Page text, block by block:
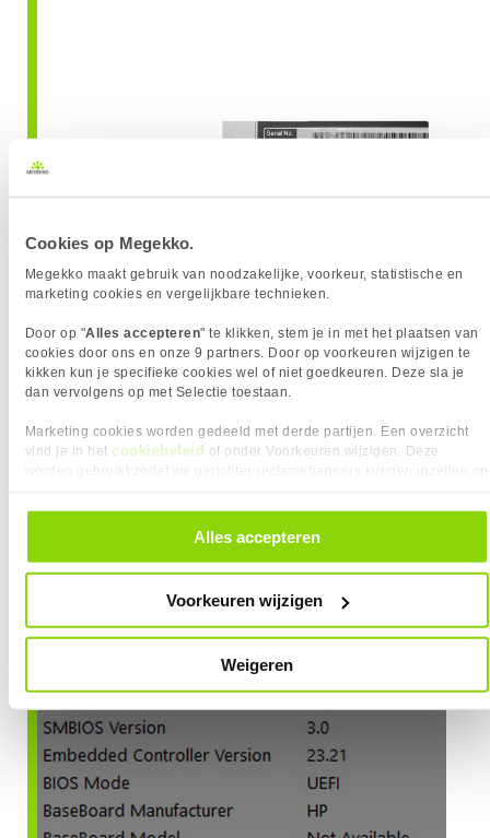
Cookies op Megekko.
Megekko maakt gebruik van noodzakelijke, voorkeur, statistische en
marketing cookies en vergelijkbare technieken.
Door op "Alles accepteren" te klikken, stem je in met het plaatsen van
cookies door ons en onze 9 partners. Door op voorkeuren wijzigen te
kikken kun je specifieke cookies wel of niet goedkeuren. Deze sla je
dan vervolgens op met Selectie toestaan.
Marketing cookies worden gedeeld met derde partijen. Een overzicht
vind je in het cookiebeleid of onder Voorkeuren wijzigen. Deze
alle cookies. Je kunt je gegeven toestemming altijd intrekken, dit doe je
door in de footer van onze website te klikken op ‘Cookievoorkeuren’
Alles accepteren
Voorkeuren wijzigen
Weigeren
In de system information: